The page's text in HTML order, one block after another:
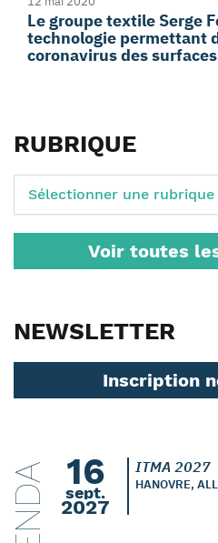
Le groupe textile Serge
technologie permettant
coronavirus des surfaces
RUBRIQUE
Sélectionner une rubrique
Voir toutes
NEWSLETTER
Inscription
16
sept.
2027
ITMA 2027
HANOVRE,